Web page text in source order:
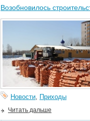
Возобновилось
Новости, Приходы
Читать дальше